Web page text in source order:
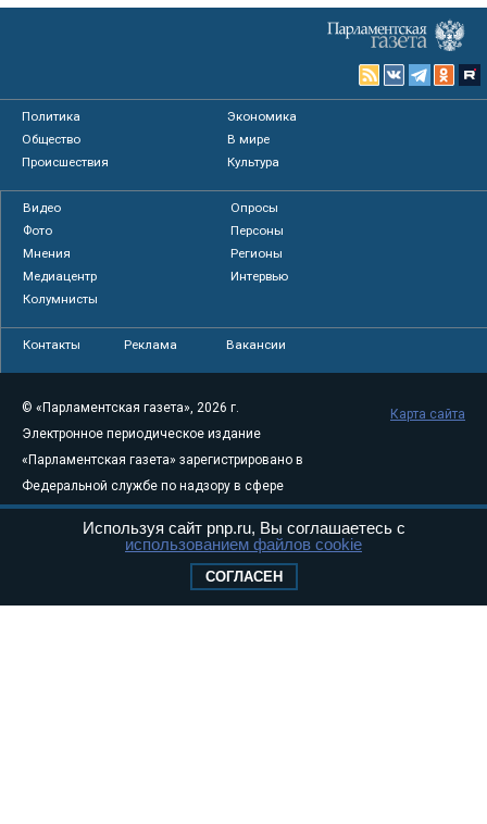
Политика
Экономика
Общество
В мире
Происшествия
Культура
Видео
Опросы
Фото
Персоны
Мнения
Регионы
Медиацентр
Интервью
Колумнисты
Контакты Реклама Вакансии
© «Парламентская газета», 2026 г.
Электронное периодическое издание
«Парламентская газета» зарегистрировано в
Федеральной службе по надзору в сфере
связи, информационных технологий и
массовых коммуникаций (Роскомнадзор) 05
Свидетельство о регистрации Эл № ФС77-
Карта сайта
Используя сайт pnp.ru, Вы соглашаетесь с
использованием файлов cookie
СОГЛАСЕН